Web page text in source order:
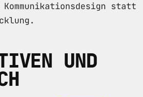
Kommunikationsdesign statt
UND